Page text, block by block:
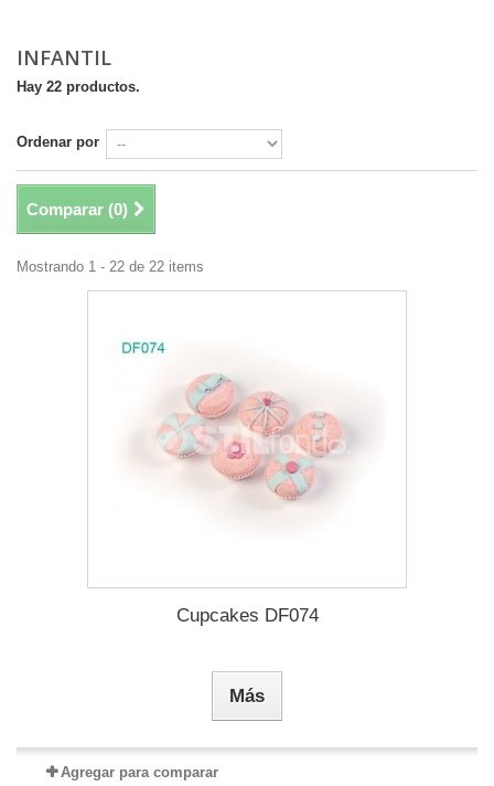
INFANTIL
Hay 22 productos.
Ordenar por
Comparar (0)
Mostrando 1 - 22 de 22 items
Cupcakes DF074
Más
Agregar para comparar